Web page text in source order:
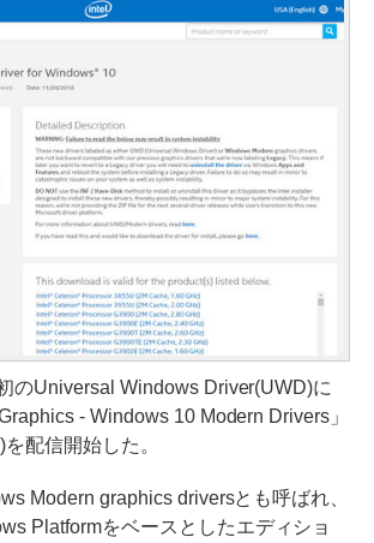
のUniversal Windows Driver(UWD)に
- Windows 10 Modern Drivers」
配信開始した。
Modern graphics driversとも呼ばれ、
Platformをベースとしたエディショ